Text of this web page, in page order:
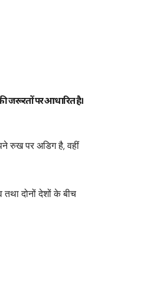
जरूरतों पर आधारित है।
रुख पर अडिग है, वहीं
दोनों देशों के बीच